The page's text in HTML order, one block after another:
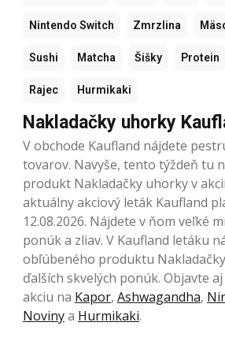
Nintendo Switch Zmrzlina
Sushi Matcha Šišky Protein
Rajec Hurmikaki
Nakladačky uhorky
V obchode Kaufland nájdete
tovarov. Navyše, tento týždeň tu
produkt Nakladačky uhorky v
aktuálny akciový leták Kaufland
12.08.2026. Nájdete v ňom veľké
ponúk a zliav. V Kaufland letáku
obľúbeného produktu
ďalších skvelých ponúk. Objavte
akciu na Kapor, Ashwagandha,
Novinya Hurmikaki.